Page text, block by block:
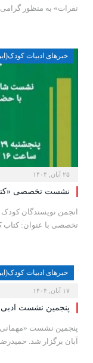
نفرات» به منظور
خبرهای ادبیات
۲۵ آبان, ۱۴۰۴
نشست تخصصی
انجمن نویسندگان
تخصصی با عنوان: کتاب
خبرهای ادبیات
۱۷ آبان, ۱۴۰۴
پنجمین نشست ادبی
آبان برگزار شد.